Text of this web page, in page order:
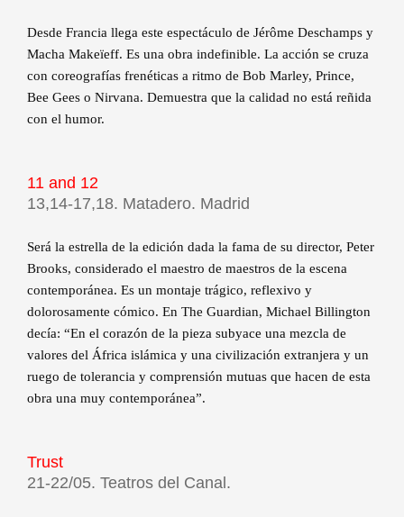
Desde Francia llega este espectáculo de Jérôme Deschamps y
Macha Makeïeff. Es una obra indefinible. La acción se cruza
con coreografías frenéticas a ritmo de Bob Marley, Prince,
Bee Gees o Nirvana. Demuestra que la calidad no está reñida
con el humor.
11 and 12
13,14-17,18. Matadero. Madrid
Será la estrella de la edición dada la fama de su director, Peter
Brooks, considerado el maestro de maestros de la escena
contemporánea. Es un montaje trágico, reflexivo y
dolorosamente cómico. En The Guardian, Michael Billington
decía: “En el corazón de la pieza subyace una mezcla de
valores del África islámica y una civilización extranjera y un
ruego de tolerancia y comprensión mutuas que hacen de esta
obra una muy contemporánea”.
Trust
21-22/05. Teatros del Canal.